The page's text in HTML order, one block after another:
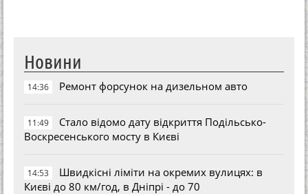
Новини
14:36 Ремонт форсунок на дизельном авто
11:49
Стало відомо дату відкриття Подільсько-
Воскресенського мосту в Києві
14:53
Швидкісні ліміти на окремих вулицях: в
Києві до 80 км/год, в Дніпрі - до 70